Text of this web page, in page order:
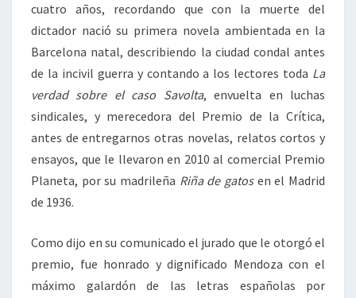
cuatro años, recordando que con la muerte del
dictador nació su primera novela ambientada en la
Barcelona natal, describiendo la ciudad condal antes
de la incivil guerra y contando a los lectores toda La
verdad sobre el caso Savolta, envuelta en luchas
sindicales, y merecedora del Premio de la Crítica,
antes de entregarnos otras novelas, relatos cortos y
ensayos, que le llevaron en 2010 al comercial Premio
Planeta, por su madrileña Riña de gatosen el Madrid
de 1936.
Como dijo en su comunicado el jurado que le otorgó el
premio, fue honrado y dignificado Mendoza con el
máximo galardón de las letras españolas por